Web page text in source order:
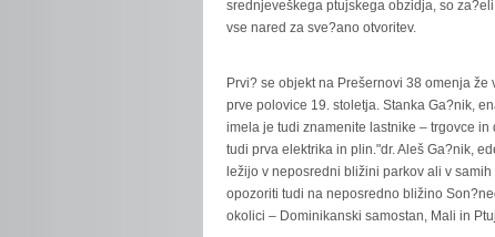
srednjeveškega ptujskega obzidja, so
vse nared za sve?ano otvoritev.
Prvi? se objekt na Prešernovi 38 omenja
prve polovice 19. stoletja. Stanka Ga?nik,
imela je tudi znamenite lastnike – trgovce
tudi prva elektrika in plin."dr. Aleš Ga?nik,
ležijo v neposredni bližini parkov ali v
opozoriti tudi na neposredno bližino
okolici – Dominikanski samostan, Mali in